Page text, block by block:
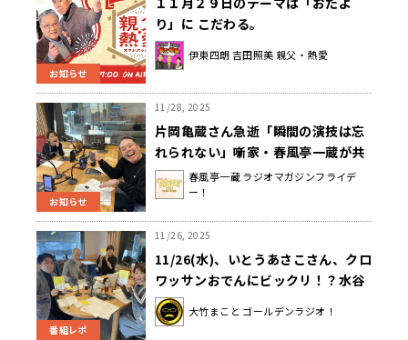
お知らせ
り」に こだわる。
伊東四朗 吉田照美 親父・熱愛
お知らせ
11/28, 2025
片岡亀蔵さん急逝「瞬間の演技は忘
れられない」噺家・春風亭一蔵が共
演の思い出語る
春風亭一蔵 ラジオマガジンフライデ
ー！
番組レポ
11/26, 2025
11/26(水)、いとうあさこさん、クロ
ワッサンおでんにビックリ！？水谷
加奈アナ体調不良から復活！
大竹まこと ゴールデンラジオ！